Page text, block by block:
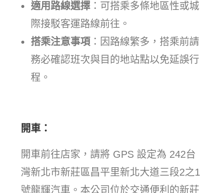
適用路線選擇 ：可搭乘多條地區性或城
際接駁客運路線前往。
搭乘注意事項 ：因路線繁多，搭乘前請
務必確認班次與目的地站點以免延誤行
程。
開車：
開車前往店家，請將 GPS 設定為 242台
灣新北市新莊區昌平里新北大道三段2之1
號龍輝汽車。本公司位於交通便利的新莊